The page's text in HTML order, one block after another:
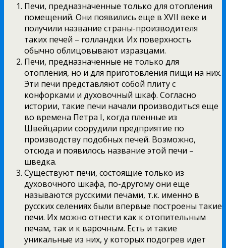
Печи, предназначенные только для отопления
помещений. Они появились еще в XVII веке и
получили название страны-производителя
таких печей – голландки. Их поверхность
обычно облицовывают изразцами.
Печи, предназначенные не только для
отопления, но и для приготовления пищи на них.
Эти печи представляют собой плиту с
конфорками и духовочный шкаф. Согласно
истории, такие печи начали производиться еще
во времена Петра I, когда пленные из
Швейцарии соорудили предприятие по
производству подобных печей. Возможно,
отсюда и появилось название этой печи –
шведка.
Существуют печи, состоящие только из
духовочного шкафа, по-другому они еще
называются русскими печами, т.к. именно в
русских селениях были впервые построены такие
печи. Их можно отнести как к отопительным
печам, так и к варочным. Есть и такие
уникальные из них, у которых подогрев идет